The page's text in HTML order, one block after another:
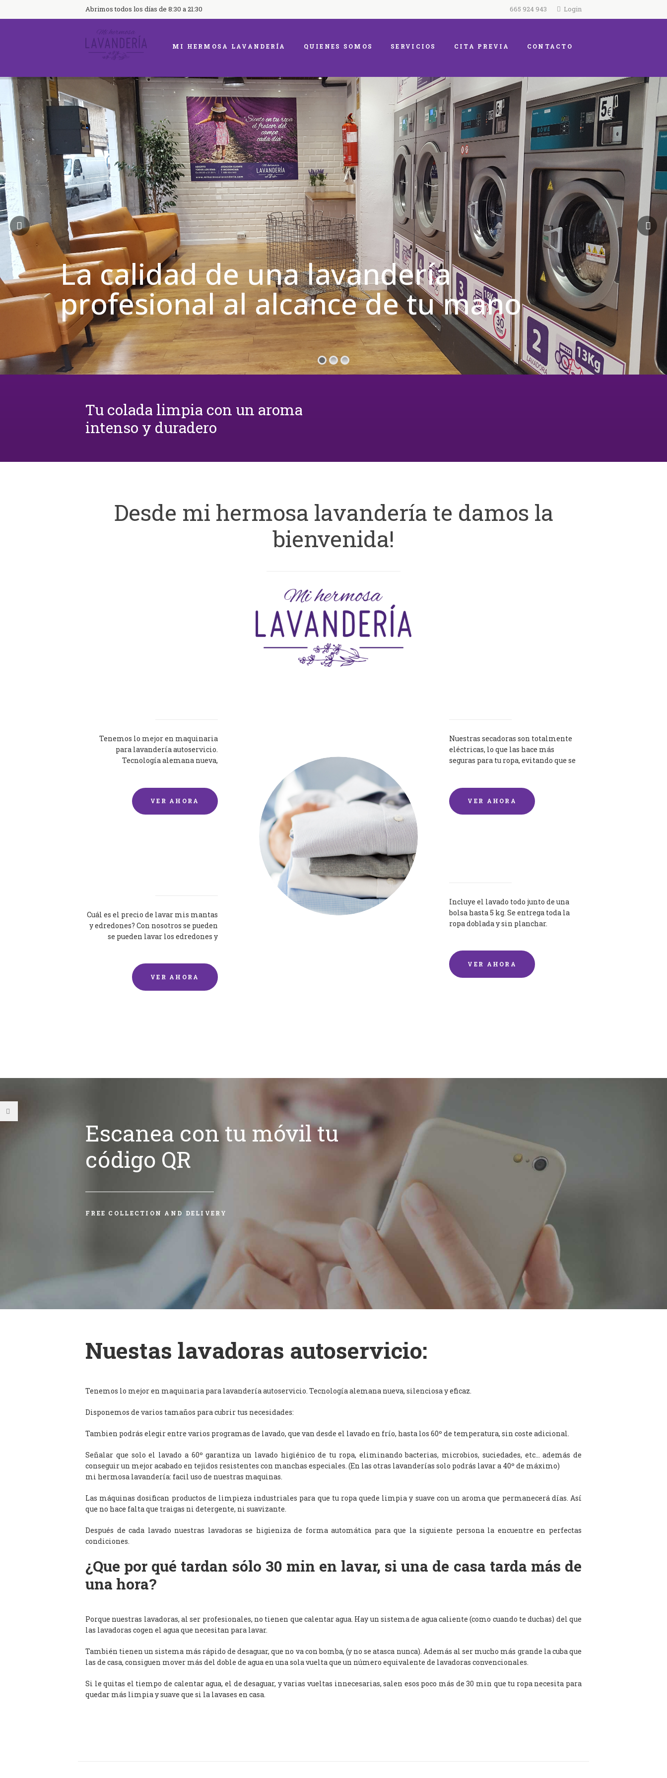
Abrimos todos los días de 8:30 a 21:30 665 924 943 Login
MI HERMOSA LAVANDERÍA QUIENES SOMOS SERVICIOS CITA PREVIA CONTACTO
La calidad de una lavandería
profesional al alcance de tu mano
Tu colada limpia con un aroma
intenso y duradero
Desde mi hermosa lavandería te damos la
bienvenida!
Tenemos lo mejor en maquinaria
para lavandería autoservicio.
Tecnología alemana nueva,
VER AHORA
Nuestras secadoras son totalmente
eléctricas, lo que las hace más
seguras para tu ropa, evitando que se
VER AHORA
Cuál es el precio de lavar mis mantas
y edredones? Con nosotros se pueden
se pueden lavar los edredones y
VER AHORA
Incluye el lavado todo junto de una
bolsa hasta 5 kg. Se entrega toda la
ropa doblada y sin planchar.
VER AHORA
Escanea con tu móvil tu
código QR
FREE COLLECTION AND DELIVERY
Nuestas lavadoras autoservicio:
Tenemos lo mejor en maquinaria para lavandería autoservicio. Tecnología alemana nueva, silenciosa y eficaz.
Disponemos de varios tamaños para cubrir tus necesidades:
Tambien podrás elegir entre varios programas de lavado, que van desde el lavado en frío, hasta los 60º de temperatura, sin coste adicional.
Señalar que solo el lavado a 60º garantiza un lavado higiénico de tu ropa, eliminando bacterias, microbios, suciedades, etc… además de
conseguir un mejor acabado en tejidos resistentes con manchas especiales. (En las otras lavanderías solo podrás lavar a 40º de máximo)
mi hermosa lavandería: facil uso de nuestras maquinas.
Las máquinas dosifican productos de limpieza industriales para que tu ropa quede limpia y suave con un aroma que permanecerá días. Así
que no hace falta que traigas ni detergente, ni suavizante.
Después de cada lavado nuestras lavadoras se higieniza de forma automática para que la siguiente persona la encuentre en perfectas
condiciones.
¿Que por qué tardan sólo 30 min en lavar, si una de casa tarda más de
una hora?
Porque nuestras lavadoras, al ser profesionales, no tienen que calentar agua. Hay un sistema de agua caliente (como cuando te duchas) del que
las lavadoras cogen el agua que necesitan para lavar.
También tienen un sistema más rápido de desaguar, que no va con bomba, (y no se atasca nunca). Además al ser mucho más grande la cuba que
las de casa, consiguen mover más del doble de agua en una sola vuelta que un número equivalente de lavadoras convencionales.
Si le quitas el tiempo de calentar agua, el de desaguar, y varias vueltas innecesarias, salen esos poco más de 30 min que tu ropa necesita para
quedar más limpia y suave que si la lavases en casa.